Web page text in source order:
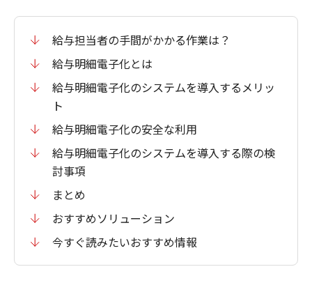
給与担当者の手間がかかる作業は？
給与明細電子化とは
給与明細電子化のシステムを導入するメリッ
ト
給与明細電子化の安全な利用
給与明細電子化のシステムを導入する際の検
討事項
まとめ
おすすめソリューション
今すぐ読みたいおすすめ情報